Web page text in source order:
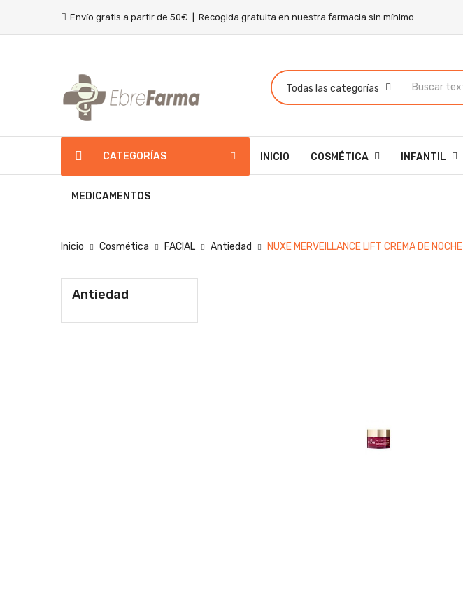
Envío gratis a partir de 50€ | Recogida gratuita en nuestra farmacia sin mínimo
CATEGORÍAS INICIO COSMÉTICA INFANTIL
MEDICAMENTOS
Inicio Cosmética FACIAL Antiedad NUXE MERVEILLANCE LIFT CREMA DE NOCHE
Antiedad